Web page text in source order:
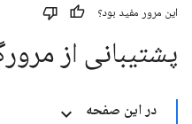
این مرور مفید بود؟
پشتیبانی از
در این صفحه